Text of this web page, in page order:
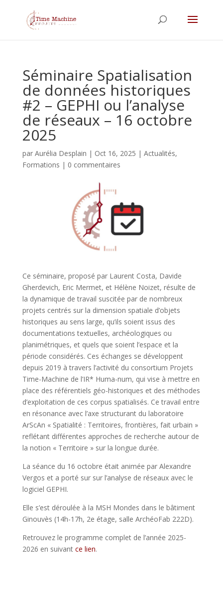
Séminaire Spatialisation
de données historiques
#2 – GEPHI ou l’analyse
de réseaux – 16 octobre
2025
par Aurélia Desplain | Oct 16, 2025 | Actualités,
Formations | 0 commentaires
Ce séminaire, proposé par Laurent Costa, Davide
Gherdevich, Eric Mermet, et Hélène Noizet, résulte de
la dynamique de travail suscitée par de nombreux
projets centrés sur la dimension spatiale d’objets
historiques au sens large, qu’ils soient issus des
documentations textuelles, archéologiques ou
planimétriques, et quels que soient l’espace et la
période considérés. Ces échanges se développent
depuis 2019 à travers l’activité du consortium Projets
Time-Machine de l’IR* Huma-num, qui vise à mettre en
place des référentiels géo-historiques et des méthodes
d’exploitation de ces corpus spatialisés. Ce travail entre
en résonance avec l’axe structurant du laboratoire
ArScAn « Spatialité : Territoires, frontières, fait urbain »
reflétant différentes approches de recherche autour de
la notion « Territoire » sur la longue durée.
La séance du 16 octobre était animée par Alexandre
Vergos et a porté sur sur l’analyse de réseaux avec le
logiciel GEPHI.
Elle s’est déroulée à la MSH Mondes dans le bâtiment
Ginouvès (14h-17h, 2e étage, salle ArchéoFab 222D).
Retrouvez le programme complet de l’année 2025-
2026 en suivant ce lien.